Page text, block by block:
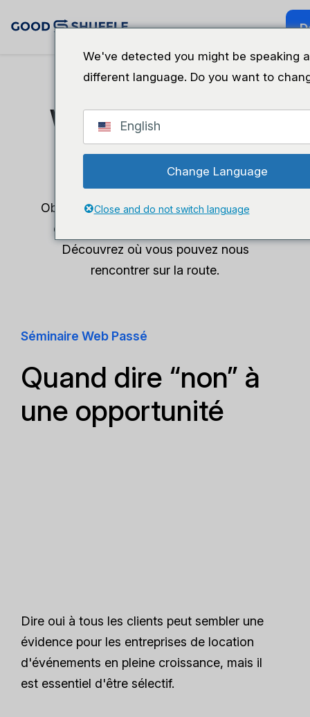
Webinaires et
événements
Obtenez les derniers conseils et astuces
des experts de l'événementiel - plus
Découvrez où vous pouvez nous
rencontrer sur la route.
Séminaire Web Passé
Quand dire “non” à
une opportunité
Dire oui à tous les clients peut sembler une
évidence pour les entreprises de location
d'événements en pleine croissance, mais il
est essentiel d'être sélectif.
We've detected you might be speaking a
different language. Do you want to
English
Change Language
Close and do not switch language